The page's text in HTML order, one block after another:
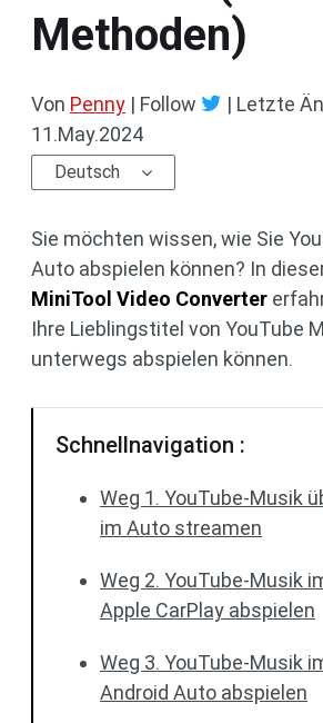
Methoden)
Von Penny | Follow | Letzte
11.May.2024
Deutsch
Sie möchten wissen, wie Sie
Auto abspielen können? In
MiniTool Video Converter
Ihre Lieblingstitel von YouTube
unterwegs abspielen können.
Schnellnavigation :
Weg 1. YouTube-Musik
im Auto streamen
Weg 2. YouTube-Musik
Apple CarPlay abspielen
Weg 3. YouTube-Musik
Android Auto abspielen